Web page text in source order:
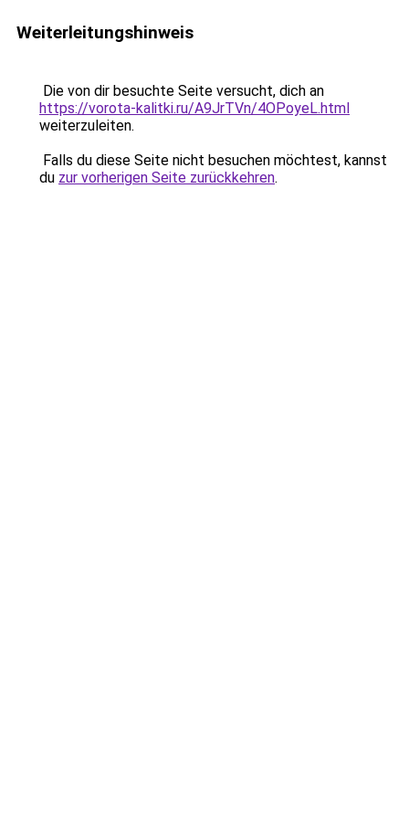
Weiterleitungshinweis
Die von dir besuchte Seite versucht, dich an
https://vorota-kalitki.ru/A9JrTVn/4OPoyeL.html
weiterzuleiten.
Falls du diese Seite nicht besuchen möchtest, kannst
du zur vorherigen Seite zurückkehren.